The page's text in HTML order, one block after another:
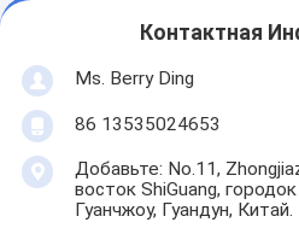
Контактная
Ms. Berry Ding
86 13535024653
Добавьте: No.11,
восток ShiGuang,
Гуанчжоу, Гуандун, Китай.